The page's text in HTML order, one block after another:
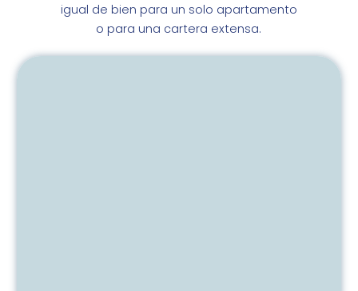
igual de bien para un solo apartamento
o para una cartera extensa.